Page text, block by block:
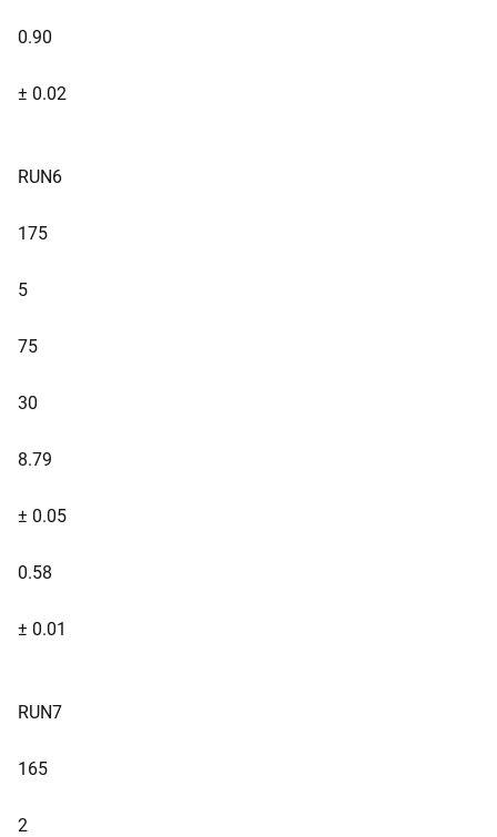
0.90
± 0.02
RUN6
175
5
75
30
8.79
± 0.05
0.58
± 0.01
RUN7
165
2